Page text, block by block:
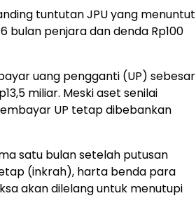
tuntutan JPU yang menuntut
bulan penjara dan denda Rp100
uang pengganti (UP) sebesar
miliar. Meski aset senilai
UP tetap dibebankan
satu bulan setelah putusan
(inkrah), harta benda para
akan dilelang untuk menutupi